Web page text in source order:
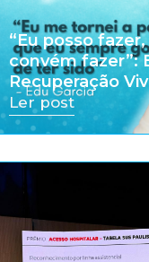
“Eu posso
convém fazer”:
Recuperação
Ler post